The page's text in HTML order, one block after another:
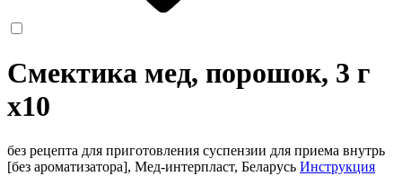
Смектика мед, порошок, 3 г
x10
без рецепта для приготовления суспензии для приема внутрь
[без ароматизатора], Мед-интерпласт, Беларусь Инструкция